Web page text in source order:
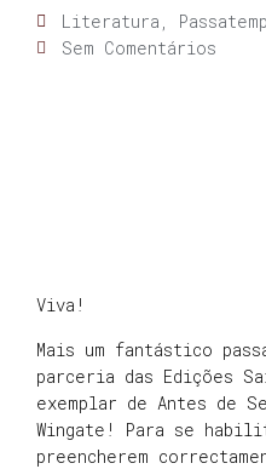
Literatura ,
Sem Comentários
Viva!
Mais um fantástico
parceria das Edições
exemplar de Antes de
Wingate! Para se
preencherem